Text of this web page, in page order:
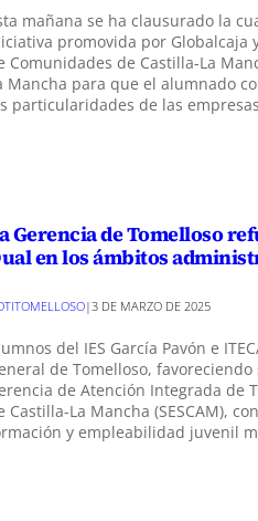
mañana se ha clausurado la
promovida por Globalcaja
Comunidades de Castilla-La
Mancha para que el alumnado
particularidades de las
Gerencia de Tomelloso
en los ámbitos
|3 DE MARZO DE 2025
del IES García Pavón e
de Tomelloso,
de Atención Integrada de
Castilla-La Mancha (SESCAM),
y empleabilidad juvenil